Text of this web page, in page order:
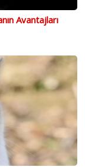
Avantajları